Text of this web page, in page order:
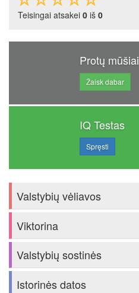
Teisingai atsakei 0 iš 0
Protų mūšiai
Žaisk dabar
IQ Testas
Spręsti
Valstybių vėliavos
Viktorina
Valstybių sostinės
Istorinės datos